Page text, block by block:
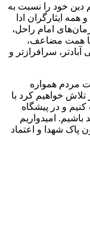
دین خود را نسبت به
ایثارگران ادا
امام راحل،
با همت مضاعف،
سرافرازتر و
مردم همواره
خواهیم کرد با
و در پیشگاه
امیدواریم
پاک شهدا و اعتماد